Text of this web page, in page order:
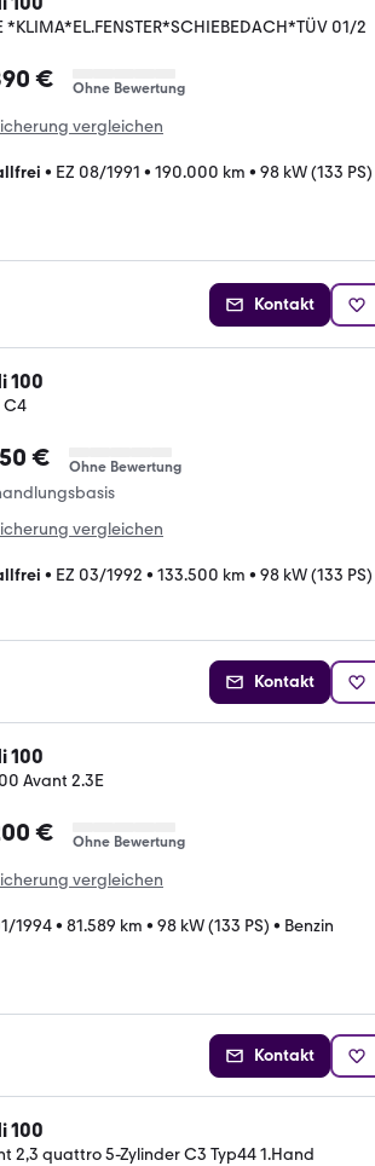
*KLIMA*EL.FENSTER*SCHIEBEDACH*TÜV 01/2
€ Ohne Bewertung
vergleichen
• EZ 08/1991 • 190.000 km • 98 kW (133 PS)
Kontakt
100
C4
€ Ohne Bewertung
vergleichen
• EZ 03/1992 • 133.500 km • 98 kW (133 PS)
Kontakt
100
Avant 2.3E
€ Ohne Bewertung
vergleichen
1994• 81.589 km • 98 kW (133 PS) • Benzin
Kontakt
100
2,3 quattro 5-Zylinder C3 Typ44 1.Hand